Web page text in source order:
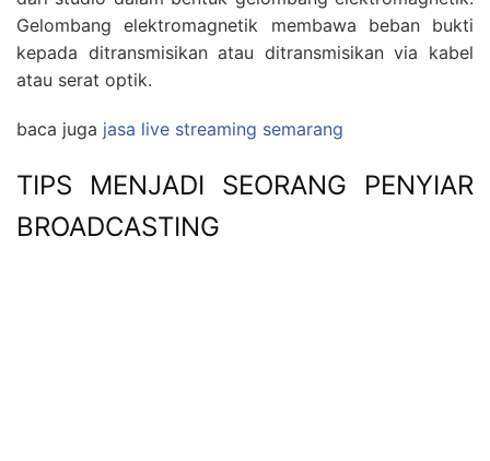
Gelombang elektromagnetik membawa beban bukti
kepada ditransmisikan atau ditransmisikan via kabel
atau serat optik.
baca juga jasa live streaming semarang
TIPS MENJADI SEORANG PENYIAR
BROADCASTING